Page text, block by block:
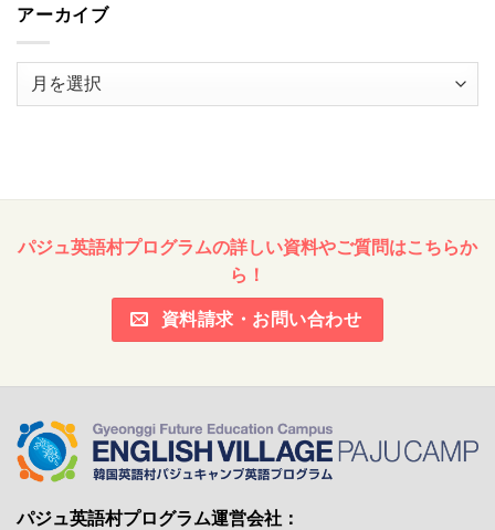
アーカイブ
パジュ英語村プログラムの詳しい資料やご質問はこちらか
ら！
資料請求・お問い合わせ
パジュ英語村プログラム運営会社：